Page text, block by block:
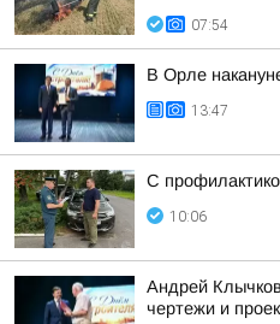
07:54
В Орле
13:47
С
10:06
Андрей
чертежи и